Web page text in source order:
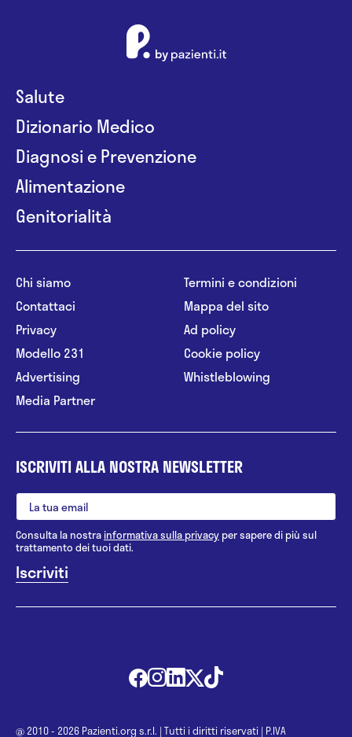
Salute
Dizionario Medico
Diagnosi e Prevenzione
Alimentazione
Genitorialità
Chi siamo
Contattaci
Privacy
Modello 231
Advertising
Media Partner
Termini e condizioni
Mappa del sito
Ad policy
Cookie policy
Whistleblowing
ISCRIVITI ALLA NOSTRA NEWSLETTER
Consulta la nostrainformativa sulla privacy per sapere di più sul
trattamento dei tuoi dati.
@ 2010 - 2026 Pazienti.org s.r.l. | Tutti i diritti riservati | P.IVA